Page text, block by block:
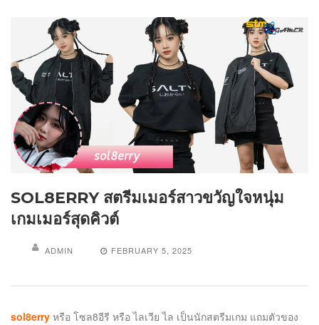
SOL8ERRY สตรีมเมอร์สาวขวัญใจหนุ่ม
เกมเมอร์สุดคิวต์
ADMIN FEBRUARY 5, 2025
sol8erry หรือ โซล8อีรี หรือ ไลเวีย ไล เป็นนักสตรีมเกม แถมตัวของ